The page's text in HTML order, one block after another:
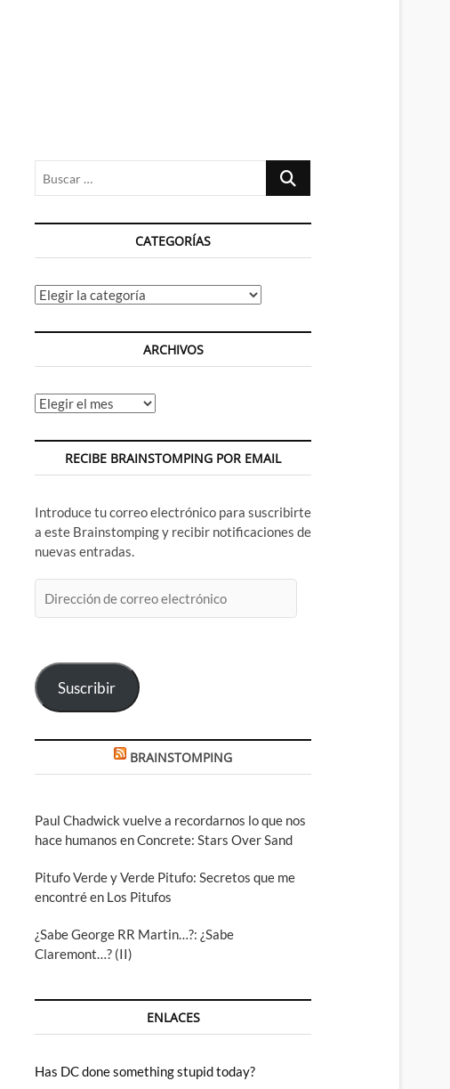
Buscar
CATEGORÍAS
Categorías
ARCHIVOS
Archivos
RECIBE BRAINSTOMPING POR EMAIL
Introduce tu correo electrónico para suscribirte
a este Brainstomping y recibir notificaciones de
nuevas entradas.
de
Suscribir
BRAINSTOMPING
Paul Chadwick vuelve a recordarnos lo que nos
hace humanos en Concrete: Stars Over Sand
Pitufo Verde y Verde Pitufo: Secretos que me
encontré en Los Pitufos
¿Sabe George RR Martin…?: ¿Sabe
Claremont…? (II)
ENLACES
Has DC done something stupid today?